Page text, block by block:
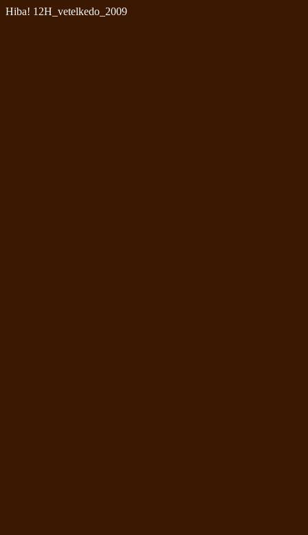
Hiba! 12H_vetelkedo_2009